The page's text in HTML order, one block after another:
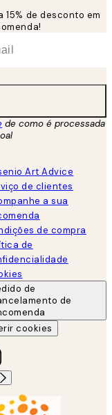
de desconto em
de como é processada
Art Advice
de clientes
a sua
de compra
de
de
de
cookies